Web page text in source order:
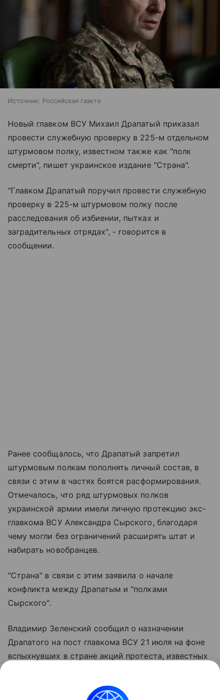
Источник: Российская газета
Новый главком ВСУ Михаил Драпатый приказал
провести служебную проверку в 225-м отдельном
штурмовом полку, известном также как "полк
смерти", пишет украинское издание "Страна".
"Главком Драпатый поручил провести служебную
проверку в 225-м штурмовом полку после
расследования об избиении, пытках и
заградительных отрядах", - говорится в
сообщении.
Ранее сообщалось, что Драпатый запретил
штурмовым полкам пополнять личный состав, в
связи с этим в частях боятся расформирования.
Отмечалось, что ряд штурмовых полков
украинской армии имели личную протекцию экс-
главкома ВСУ Александра Сырского, благодаря
чему могли без ограничений расширять штат и
набирать новобранцев.
"Страна" в связи с этим заявила о начале
конфликта между Драпатым и "полками
Сырского".
Владимир Зеленский сообщил о назначении
Драпатого на пост главкома ВСУ 21 июля на фоне
вспыхнувших в стране акций протеста, известных
отставки занимавшего тогда пост
главнокомандующего Сырского и возвращения